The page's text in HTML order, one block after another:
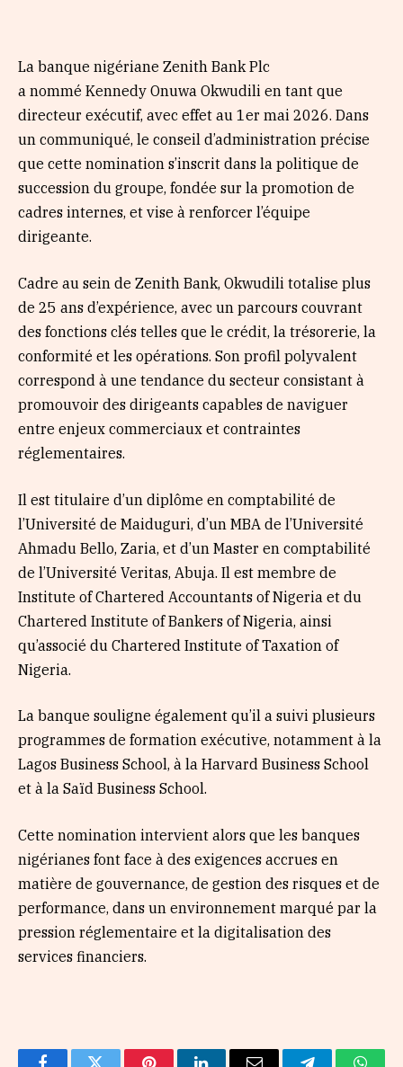
La banque nigériane Zenith Bank Plc
a nommé Kennedy Onuwa Okwudili en tant que
directeur exécutif, avec effet au 1er mai 2026. Dans
un communiqué, le conseil d’administration précise
que cette nomination s’inscrit dans la politique de
succession du groupe, fondée sur la promotion de
cadres internes, et vise à renforcer l’équipe
dirigeante.
Cadre au sein de Zenith Bank, Okwudili totalise plus
de 25 ans d’expérience, avec un parcours couvrant
des fonctions clés telles que le crédit, la trésorerie, la
conformité et les opérations. Son profil polyvalent
correspond à une tendance du secteur consistant à
promouvoir des dirigeants capables de naviguer
entre enjeux commerciaux et contraintes
réglementaires.
Il est titulaire d’un diplôme en comptabilité de
l’Université de Maiduguri, d’un MBA de l’Université
Ahmadu Bello, Zaria, et d’un Master en comptabilité
de l’Université Veritas, Abuja. Il est membre de
Institute of Chartered Accountants of Nigeria et du
Chartered Institute of Bankers of Nigeria, ainsi
qu’associé du Chartered Institute of Taxation of
Nigeria.
La banque souligne également qu’il a suivi plusieurs
programmes de formation exécutive, notamment à la
Lagos Business School, à la Harvard Business School
et à la Saïd Business School.
Cette nomination intervient alors que les banques
nigérianes font face à des exigences accrues en
matière de gouvernance, de gestion des risques et de
performance, dans un environnement marqué par la
pression réglementaire et la digitalisation des
services financiers.